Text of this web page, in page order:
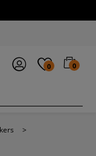
0 0
>